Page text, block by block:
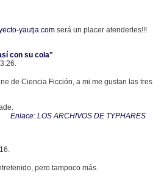
yautja.com será un placer atenderles!!!
con su cola"
de Ciencia Ficción, a mi me gustan las tres
Enlace: LOS ARCHIVOS DE TYPHARES
pero tampoco más.